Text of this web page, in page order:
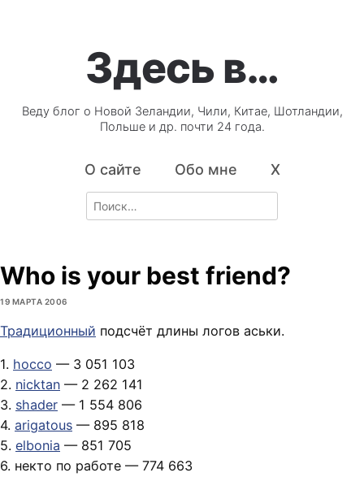
Здесь в…
Веду блог о Новой Зеландии, Чили, Китае, Шотландии,
Польше и др. почти 24 года.
О сайте Обо мне X
Search
for:
Who is your best friend?
19 МАРТА 2006
Традиционный подсчёт длины логов аськи.
1. hocco — 3 051 103
2. nicktan — 2 262 141
3. shader — 1 554 806
4. arigatous — 895 818
5. elbonia — 851 705
6. некто по работе — 774 663